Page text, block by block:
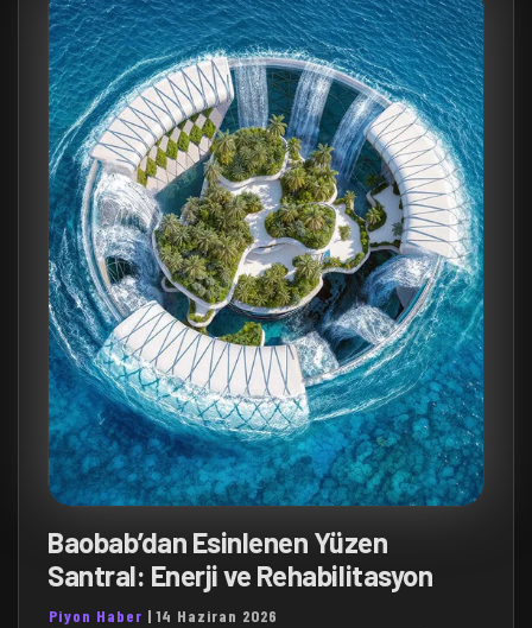
Baobab’dan Esinlenen Yüzen
Santral: Enerji ve Rehabilitasyon
Piyon Haber |14 Haziran 2026